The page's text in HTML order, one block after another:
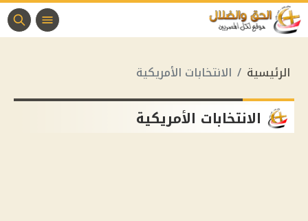
الرئيسية الانتخابات الأمريكية
الانتخابات الأمريكية